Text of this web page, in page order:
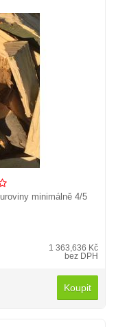
minimálně 4/5
1 363,636 Kč
bez DPH
Koupit